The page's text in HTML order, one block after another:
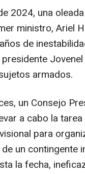
2024, una
ministro, Ariel
de
armados.
un Consejo
a cabo la
para
un contingente
la fecha,